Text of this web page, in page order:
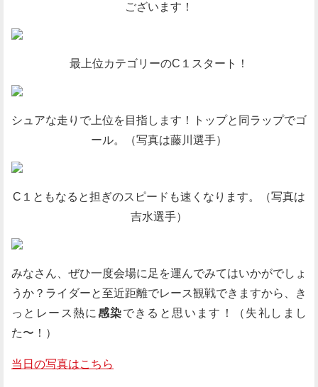
ございます！
最上位カテゴリーのC１スタート！
シュアな走りで上位を目指します！トップと同ラップでゴ
ール。（写真は藤川選手）
C１ともなると担ぎのスピードも速くなります。（写真は
吉水選手）
みなさん、ぜひ一度会場に足を運んでみてはいかがでしょ
うか？ライダーと至近距離でレース観戦できますから、き
っとレース熱に 感染できると思います！（失礼しまし
た〜！）
当日の写真はこちら